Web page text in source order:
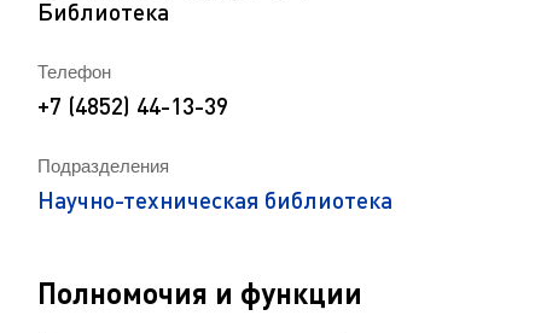
Подразделения
Научно-техническая библиотека
Полномочия и функции
Библиотека
Телефон
+7 (4852) 44-13-39